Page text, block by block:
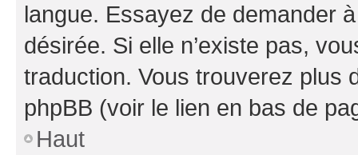
langue. Essayez de demander
désirée. Si elle n’existe pas,
traduction. Vous trouverez plus
phpBB (voir le lien en bas de
Haut